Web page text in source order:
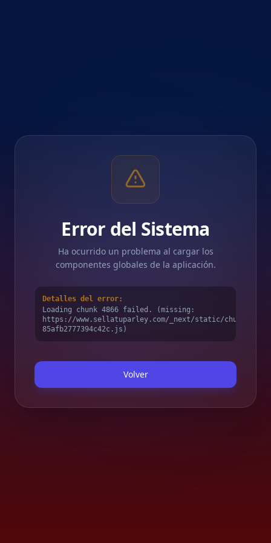
Error del Sistema
Ha ocurrido un problema al cargar los
componentes globales de la aplicación.
Detalles del error:
Loading chunk 4866 failed. (missing:
https://www.sellatuparley.com/_next/static/chunks/
85afb2777394c42c.js)
Volver